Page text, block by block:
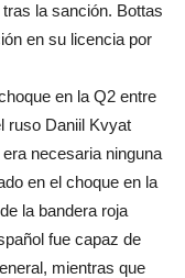
la sanción. Bottas
en su licencia por
en la Q2 entre
ruso Daniil Kvyat
necesaria ninguna
en el choque en la
la bandera roja
fue capaz de
mientras que